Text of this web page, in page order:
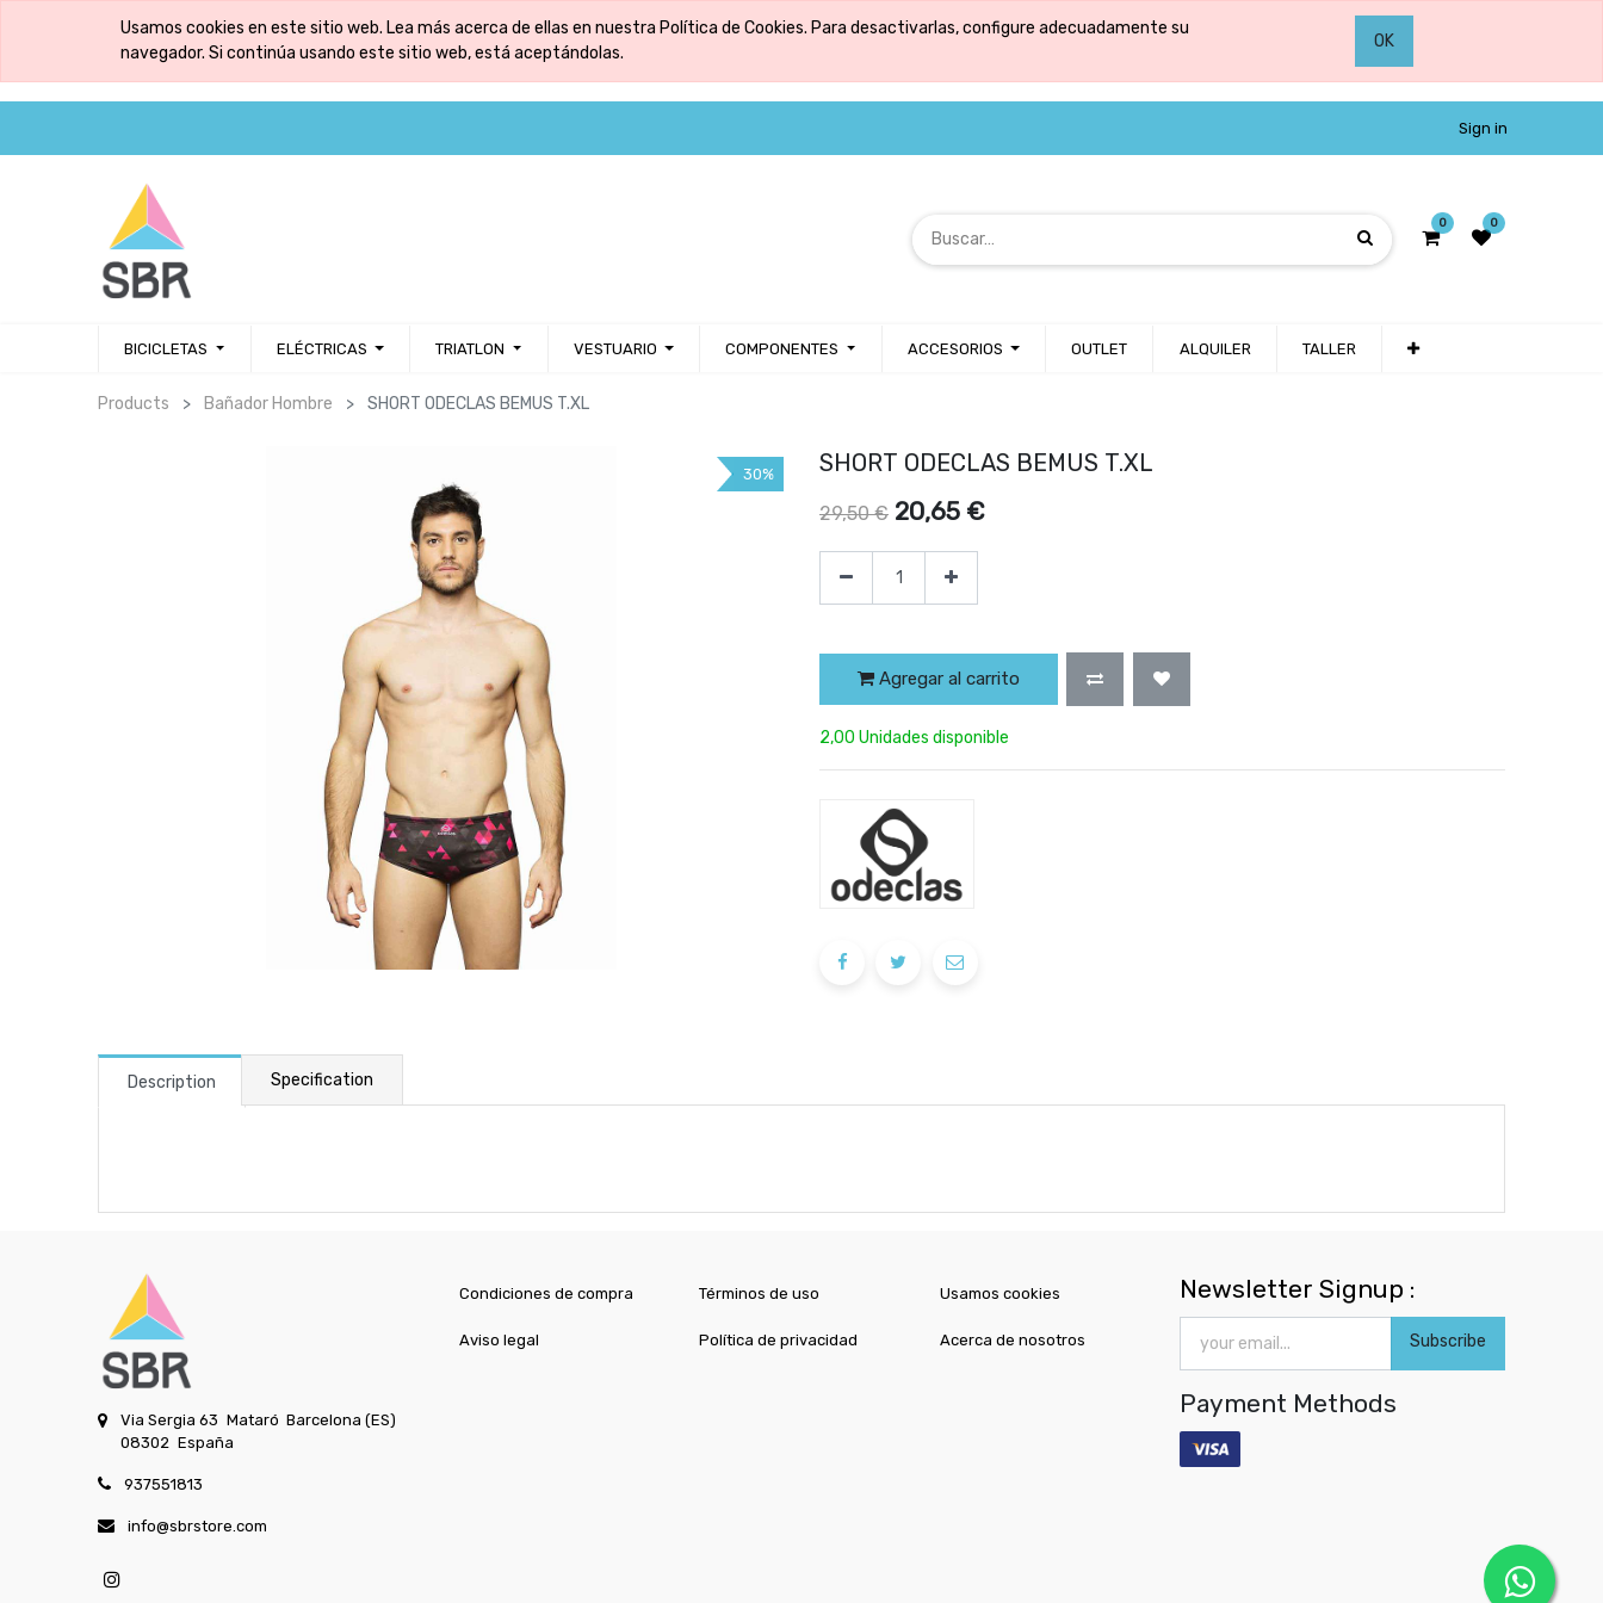
Usamos cookies en este sitio web. Lea más acerca de ellas en nuestra Política de Cookies. Para desactivarlas, configure adecuadamente su
navegador. Si continúa usando este sitio web, está aceptándolas.
OK
Sign in
0 0
BICICLETAS ELÉCTRICAS TRIATLON VESTUARIO COMPONENTES ACCESORIOS OUTLET ALQUILER TALLER
Products Bañador Hombre SHORT ODECLAS BEMUS T.XL
30% SHORT ODECLAS BEMUS T.XL
29,50€ 20,65 €
Agregar al carrito
2,00 Unidades disponible
Description Specification
Via Sergia 63 Mataró Barcelona (ES)
08302 España
937551813
info@sbrstore.com
Condiciones de compra
Aviso legal
Términos de uso
Política de privacidad
Usamos cookies
Acerca de nosotros
Newsletter Signup :
Subscribe
Payment Methods